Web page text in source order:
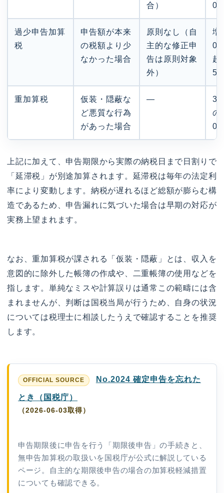
合）
過少申告加算
税
申告額が本来
の税額より少
なかった場合
原則なし（自
主的な修正申
告は原則対象
外）
増
超
重加算税
仮装・隠蔽な
ど悪質な行為
があった場合
—
の
上記に加えて、申告期限から実際の納税日まで日割りで
「延滞税」が別途加算されます。延滞税は毎年の法定利
率により変動します。納税が遅れるほど総額が膨らむ構
造であるため、申告漏れに気づいた場合は早期の対応が
実務上望まれます。
なお、重加算税が課される「仮装・隠蔽」とは、収入を
意図的に除外した帳簿の作成や、二重帳簿の使用などを
指します。単純なミスや計算誤りは通常この範疇には含
まれませんが、判断は国税当局が行うため、自身の状況
については税理士に相談したうえで確認することを推奨
します。
No.2024 確定申告を忘れた
とき（国税庁）
（2026-06-03取得）
申告期限後に申告を行う「期限後申告」の手続きと、
無申告加算税の取扱いを国税庁が公式に解説している
ページ。自主的な期限後申告の場合の加算税軽減措置
についても確認できる。